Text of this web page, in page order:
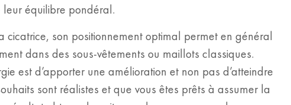
leur équilibre pondéral.
cicatrice, son positionnement optimal permet en général
dans des sous-vêtements ou maillots classiques.
est d’apporter une amélioration et non pas d’atteindre
sont réalistes et que vous êtes prêts à assumer la